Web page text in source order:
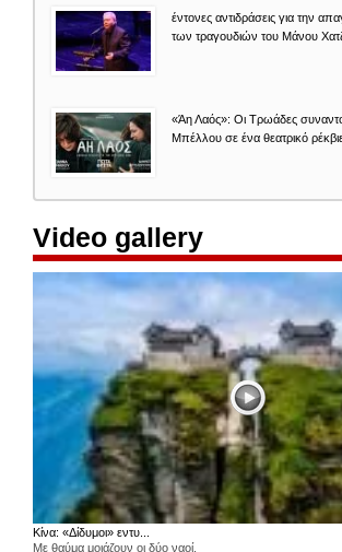
έντονες αντιδράσεις για την
των τραγουδιών του Μάνου
«Άη Λαός»: Οι Τρωάδες
Μπέλλου σε ένα θεατρικό
Video gallery
Κίνα: «Δίδυμοι» εντυ...
Με θαύμα μοιάζουν οι δύο ναοί,